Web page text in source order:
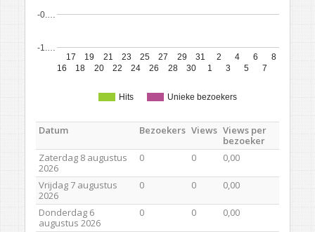
Hits Unieke bezoekers
16
17
18
19
20
21
22
23
24
25
26
27
28
29
30
31
1
2
3
4
5
6
7
8
-1.…
-0.…
Datum Bezoekers Views Views per
bezoeker
Zaterdag 8 augustus
2026
0 0 0,00
Vrijdag 7 augustus
2026
0 0 0,00
Donderdag 6
augustus 2026
0 0 0,00